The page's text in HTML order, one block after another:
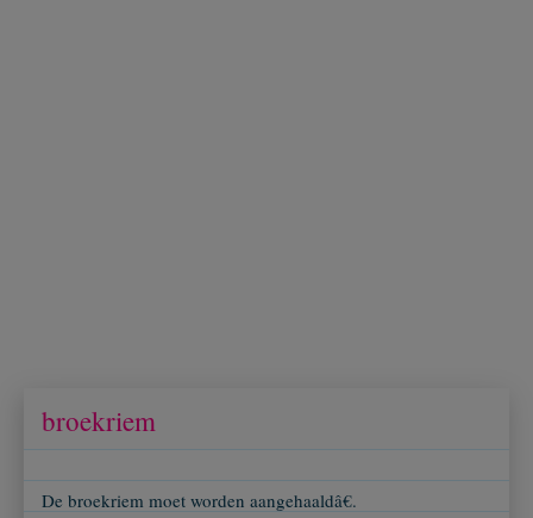
broekriem
De broekriem moet worden aangehaaldâ€.